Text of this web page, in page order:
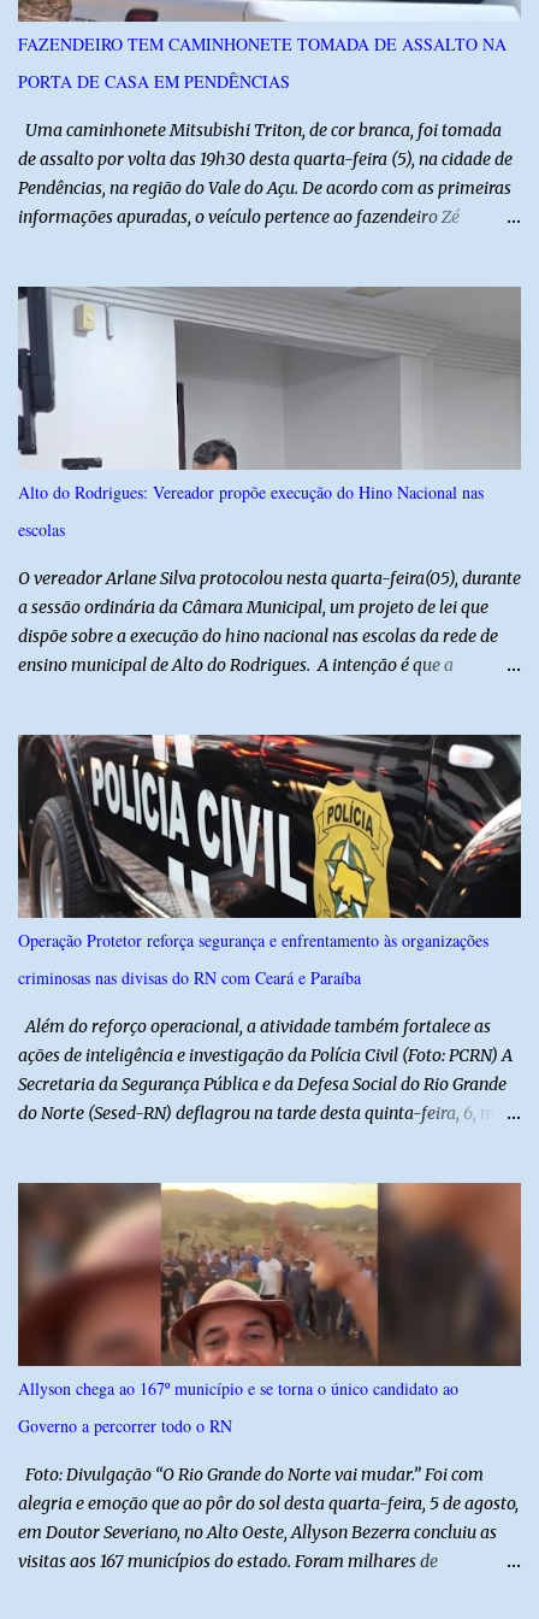
inovação e oportunidades para o desenvolvimento do agronegócio
potiguar. @associacaodiba
FAZENDEIRO TEM CAMINHONETE TOMADA DE ASSALTO NA
PORTA DE CASA EM PENDÊNCIAS
Uma caminhonete Mitsubishi Triton, de cor branca, foi tomada
de assalto por volta das 19h30 desta quarta-feira (5), na cidade de
Pendências, na região do Vale do Açu. De acordo com as primeiras
informações apuradas, o veículo pertence ao fazendeiro Zé
anunciaram o assalto no momento em que ela estava em frente à
residência, no Centro da cidade. Ainda conforme relatos de
testemunhas, os suspeitos utilizavam roupas semelhantes a
uniformes de empresa, o que pode ter ajudado a não despertar
suspeitas antes da abordagem. Após a ação criminosa, a dupla
fugiu levando a caminhonete em direção ainda desconhecida. A
Polícia Militar foi acionada logo após o crime e realiza diligências
na região na tentativa de localizar o veículo e identificar os
autores do assalto. Qualquer informação que possa ajudar na
ser repassad...
Alto do Rodrigues: Vereador propõe execução do Hino Nacional nas
escolas
O vereador Arlane Silva protocolou nesta quarta-feira(05), durante
a sessão ordinária da Câmara Municipal, um projeto de lei que
dispõe sobre a execução do hino nacional nas escolas da rede de
ensino municipal de Alto do Rodrigues. A intenção é que a
nacionais e da formação da cidadania. O projeto prevê ainda que
a execução do hino nacional ocorra uma vez por semana, em dia
definido pela Secretaria Municipal de Educação do município. É
previsto também que as escolas da rede de ensino público
municipal deverão promover a discussão das letras do Hino
Nacional Brasileiro de modo a estimular os estudantes interpretar
e debater o seu conteúdo. De acordo com o vereador, a Secretaria
Municipal de Educação poderá expedir normas complementares
necessárias ao cumprimento da lei.
Operação Protetor reforça segurança e enfrentamento às organizações
criminosas nas divisas do RN com Ceará e Paraíba
Além do reforço operacional, a atividade também fortalece as
ações de inteligência e investigação da Polícia Civil (Foto: PCRN) A
Secretaria da Segurança Pública e da Defesa Social do Rio Grande
do Norte (Sesed-RN) deflagrou na tarde desta quinta-feira, 6, mais
da segurança pública para o enfrentamento de organizações
criminosas nos municípios localizados nas divisas do Rio Grande
do Norte com os estados do Ceará e da Paraíba. A mobilização,
com concentração e saída de equipes policiais, ocorreu às 16h, no
município de Baraúna, no Oeste potiguar. A operação reúne
efetivos da Polícia Militar do Rio Grande do Norte, da Polícia Civil
do Rio Grande do Norte e da Polícia Militar do Ceará, reforçando a
atuação integrada entre as forças de segurança e intensificando o
combate à criminalidade nas áreas de fronteira interestadual. As
Allyson chega ao 167º município e se torna o único candidato ao
Governo a percorrer todo o RN
Foto: Divulgação “O Rio Grande do Norte vai mudar.” Foi com
alegria e emoção que ao pôr do sol desta quarta-feira, 5 de agosto,
em Doutor Severiano, no Alto Oeste, Allyson Bezerra concluiu as
visitas aos 167 municípios do estado. Foram milhares de